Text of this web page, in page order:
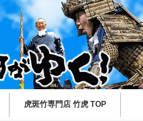
虎斑竹専門店 竹虎 TOP